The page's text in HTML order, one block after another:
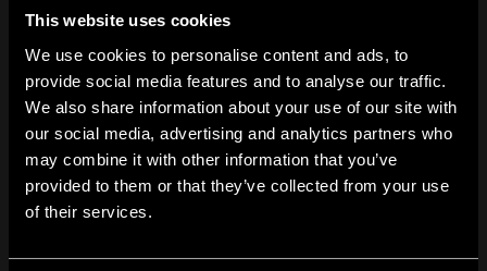
This website uses cookies
We use cookies to personalise content and ads, to
provide social media features and to analyse our traffic.
We also share information about your use of our site with
our social media, advertising and analytics partners who
may combine it with other information that you’ve
provided to them or that they’ve collected from your use
of their services.
Expressief
Want een leven zonder koffie? Onmogelijk.
Koffie voegt toe:
Geroosterde diepte
Subtiele bitterheid
Aromatische warmte
Het geeft de zoetheid een basis en voegt realisme